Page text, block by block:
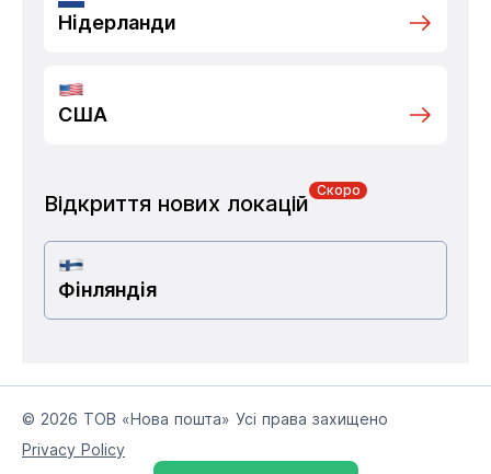
Нідерланди
США
Відкриття нових локацій
Скоро
Фінляндія
© 2026 ТОВ «Нова пошта» Усі права захищено
Privacy Policy